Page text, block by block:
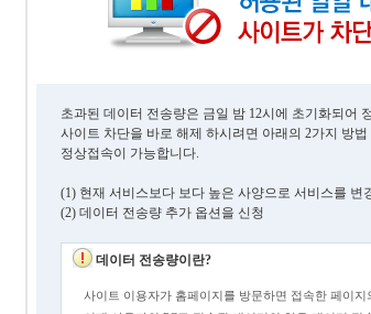
초과된 데이터 전송량은 금일 밤 12시에 초기화되어
사이트 차단을 바로 해제 하시려면 아래의 2가지 방
정상접속이 가능합니다.
(1) 현재 서비스보다 보다 높은 사양으로 서비스를 변
(2) 데이터 전송량 추가 옵션을 신청
데이터 전송량이란?
사이트 이용자가 홈페이지를 방문하면 접속한 페이지